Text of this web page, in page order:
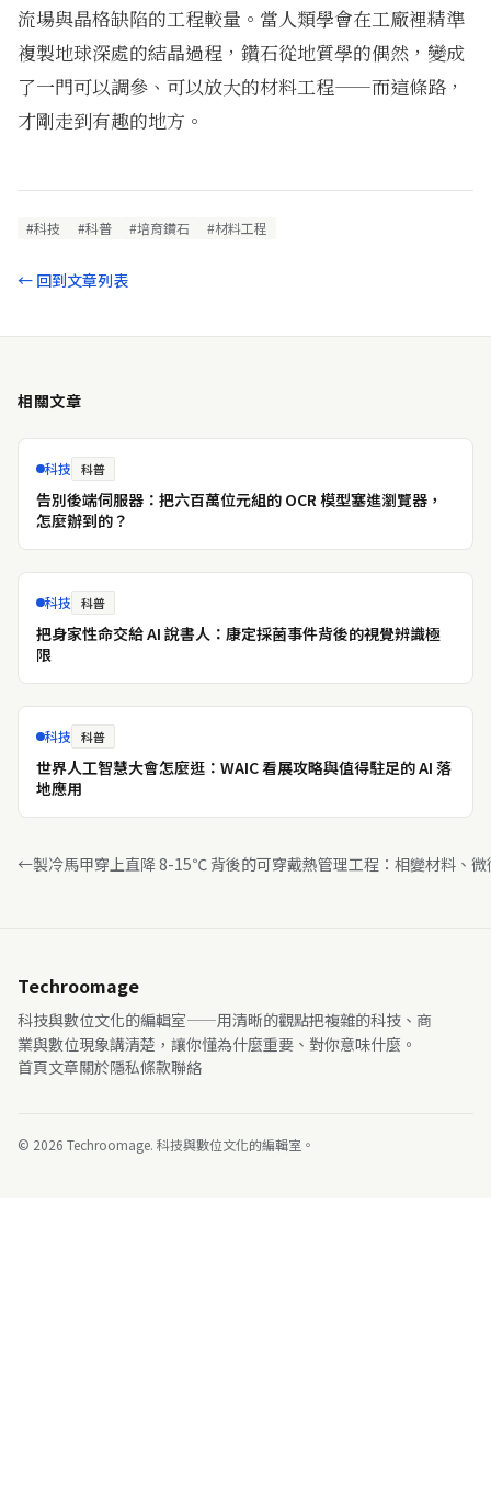
流場與晶格缺陷的工程較量。當人類學會在工廠裡精準
複製地球深處的結晶過程，鑽石從地質學的偶然，變成
了一門可以調參、可以放大的材料工程——而這條路，
才剛走到有趣的地方。
#科技 #科普 #培育鑽石 #材料工程
← 回到文章列表
相關文章
科技 科普
告別後端伺服器：把六百萬位元組的 OCR 模型塞進瀏覽器，
怎麼辦到的？
科技 科普
把身家性命交給 AI 說書人：康定採菌事件背後的視覺辨識極
限
科技 科普
世界人工智慧大會怎麼逛：WAIC 看展攻略與值得駐足的 AI 落
地應用
←製冷馬甲穿上直降 8-15℃ 背後的可穿戴熱管理工程：相變材料、
Techroomage
科技與數位文化的編輯室——用清晰的觀點把複雜的科技、商
業與數位現象講清楚，讓你懂為什麼重要、對你意味什麼。
首頁文章關於隱私條款聯絡
© 2026 Techroomage. 科技與數位文化的編輯室。